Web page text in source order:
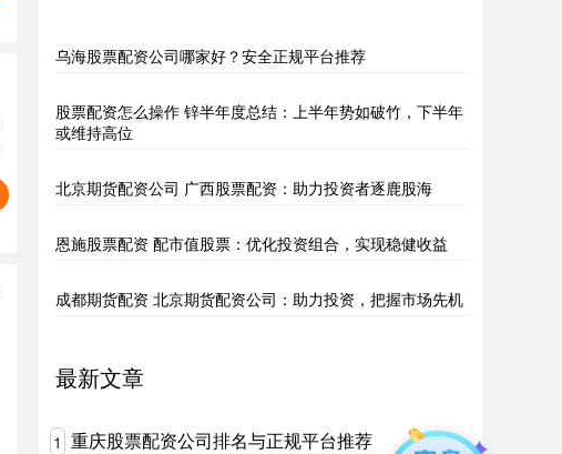
乌海股票配资公司哪家好？安全正规平台推荐
股票配资怎么操作 锌半年度总结：上半年势如破竹，下半年
或维持高位
北京期货配资公司 广西股票配资：助力投资者逐鹿股海
恩施股票配资 配市值股票：优化投资组合，实现稳健收益
成都期货配资 北京期货配资公司：助力投资，把握市场先机
最新文章
1 重庆股票配资公司排名与正规平台推荐